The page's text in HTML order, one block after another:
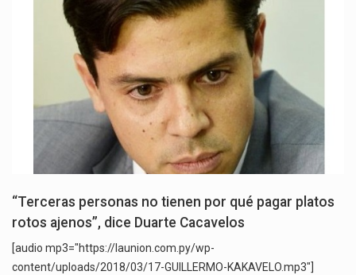
“Terceras personas no tienen por qué pagar platos
rotos ajenos”, dice Duarte Cacavelos
[audio mp3="https://launion.com.py/wp-
content/uploads/2018/03/17-GUILLERMO-KAKAVELO.mp3"]